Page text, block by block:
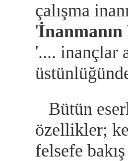
çalışma
'İnanmanın
'.... inançlar
Bütün
özellikler;
felsefe